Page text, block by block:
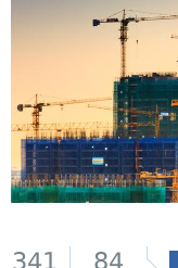
341 84